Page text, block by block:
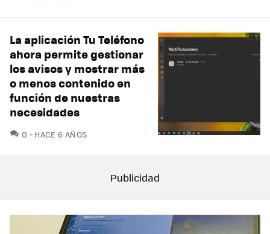
La aplicación Tu Teléfono
ahora permite gestionar
los avisos y mostrar más
o menos contenido en
función de nuestras
necesidades
0 COMENTARIOS
HACE 6 AÑOS